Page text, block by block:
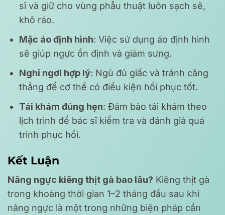
sĩ và giữ cho vùng phẫu thuật luôn sạch sẽ,
khô ráo.
Mặc áo định hình: Việc sử dụng áo định hình
sẽ giúp ngực ổn định và giảm sưng.
Nghỉ ngơi hợp lý: Ngủ đủ giấc và tránh căng
thẳng để cơ thể có điều kiện hồi phục tốt.
Tái khám đúng hẹn: Đảm bảo tái khám theo
lịch trình để bác sĩ kiểm tra và đánh giá quá
trình phục hồi.
Kết Luận
Nâng ngực kiêng thịt gà bao lâu? Kiêng thịt gà
trong khoảng thời gian 1–2 tháng đầu sau khi
nâng ngực là một trong những biện pháp cần